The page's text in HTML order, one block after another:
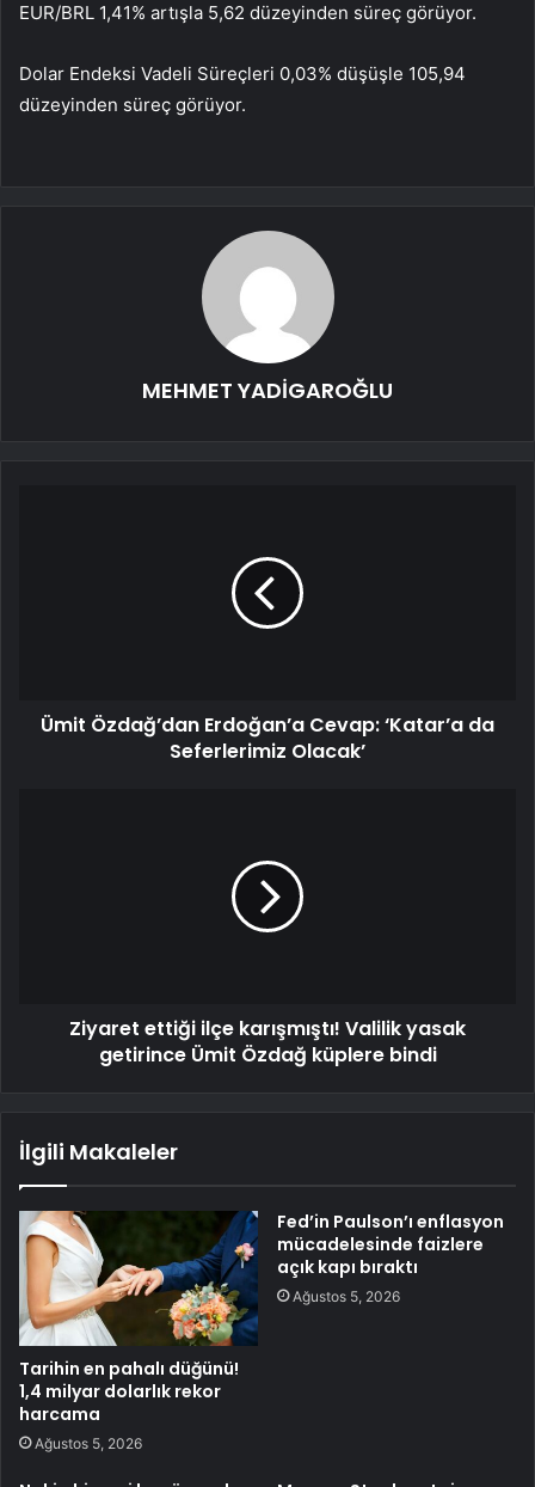
EUR/BRL 1,41% artışla 5,62 düzeyinden süreç görüyor.
Dolar Endeksi Vadeli Süreçleri 0,03% düşüşle 105,94
düzeyinden süreç görüyor.
MEHMET YADİGAROĞLU
Ümit Özdağ’dan Erdoğan’a Cevap: ‘Katar’a da
Seferlerimiz Olacak’
Ziyaret ettiği ilçe karışmıştı! Valilik yasak
getirince Ümit Özdağ küplere bindi
İlgili Makaleler
Tarihin en pahalı düğünü!
1,4 milyar dolarlık rekor
harcama
Ağustos 5, 2026
Fed’in Paulson’ı enflasyon
mücadelesinde faizlere
açık kapı bıraktı
Ağustos 5, 2026